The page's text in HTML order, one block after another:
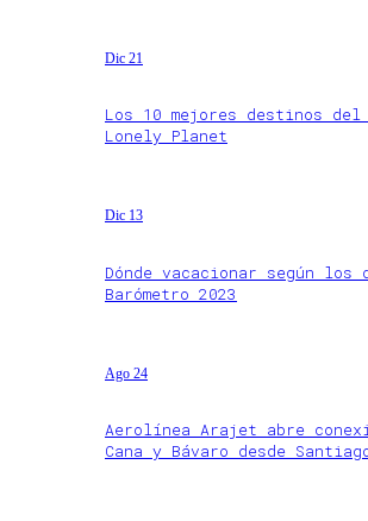
Dic 21
Los 10 mejores destinos del
Lonely Planet
Dic 13
Dónde vacacionar según los
Barómetro 2023
Ago 24
Aerolínea Arajet abre
Cana y Bávaro desde